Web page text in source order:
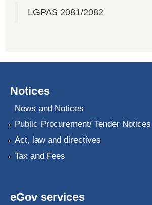
LGPAS 2081/2082
Notices
News and Notices
Public Procurement/ Tender Notices
Act, law and directives
Tax and Fees
eGov services